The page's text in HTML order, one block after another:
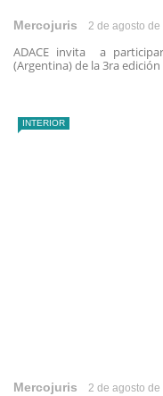
Mercojuris 2 de agosto de
ADACE invita a
(Argentina) de la 3ra edición
INTERIOR
Mercojuris 2 de agosto de